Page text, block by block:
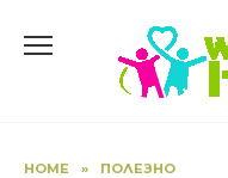
HOME » ПОЛЕЗНО